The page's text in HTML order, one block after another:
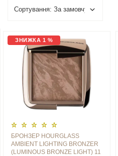
ЗНИЖКА 1 %
БРОНЗЕР HOURGLASS
AMBIENT LIGHTING BRONZER
(LUMINOUS BRONZE LIGHT) 11